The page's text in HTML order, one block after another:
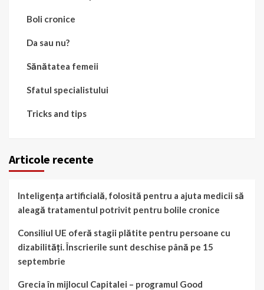
Boli cronice
Da sau nu?
Sănătatea femeii
Sfatul specialistului
Tricks and tips
Articole recente
Inteligența artificială, folosită pentru a ajuta medicii să
aleagă tratamentul potrivit pentru bolile cronice
Consiliul UE oferă stagii plătite pentru persoane cu
dizabilități. Înscrierile sunt deschise până pe 15
septembrie
Grecia în mijlocul Capitalei – programul Good